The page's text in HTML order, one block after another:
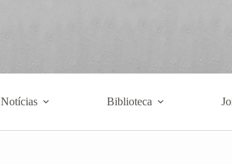
Notícias Biblioteca